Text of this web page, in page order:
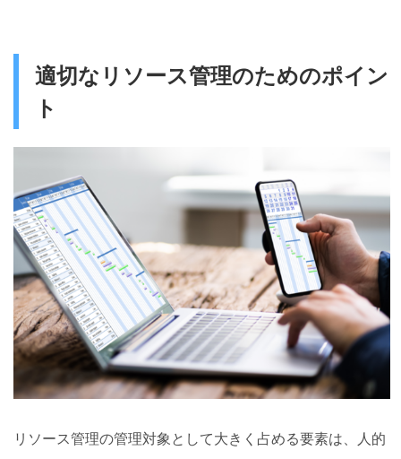
適切なリソース管理のためのポイン
ト
リソース管理の管理対象として大きく占める要素は、人的